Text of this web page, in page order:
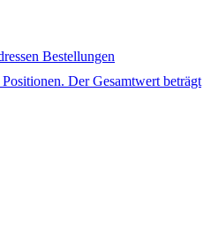
Bestellungen
Der Gesamtwert beträgt